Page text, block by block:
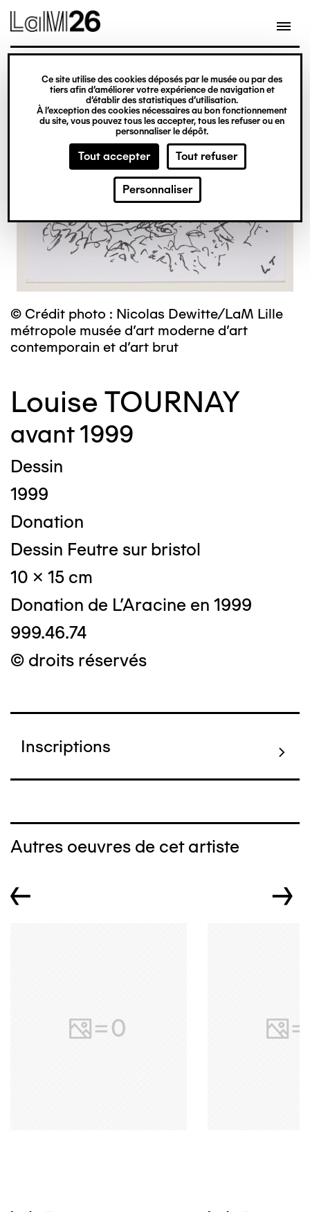
Gestion des cookies
Ce site utilise des cookies déposés par le musée ou par des
tiers afin d’améliorer votre expérience de navigation et
d’établir des statistiques d’utilisation.
À l’exception des cookies nécessaires au bon fonctionnement
du site, vous pouvez tous les accepter, tous les refuser ou en
personnaliser le dépôt.
Tout accepter Tout refuser
Personnaliser
contenu
© Crédit photo : Nicolas Dewitte/LaM Lille
métropole musée d’art moderne d’art
contemporain et d’art brut
Louise TOURNAY
avant 1999
Dessin
1999
Donation
Dessin Feutre sur bristol
10 x 15 cm
Donation de L'Aracine en 1999
999.46.74
© droits réservés
Inscriptions
Autres oeuvres de cet artiste
← →